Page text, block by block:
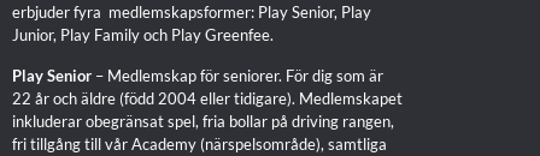
erbjuder fyra medlemskapsformer: Play Senior, Play
Junior, Play Family och Play Greenfee.
Play Senior – Medlemskap för seniorer. För dig som är
22 år och äldre (född 2004 eller tidigare). Medlemskapet
inkluderar obegränsat spel, fria bollar på driving rangen,
fri tillgång till vår Academy (närspelsområde), samtliga